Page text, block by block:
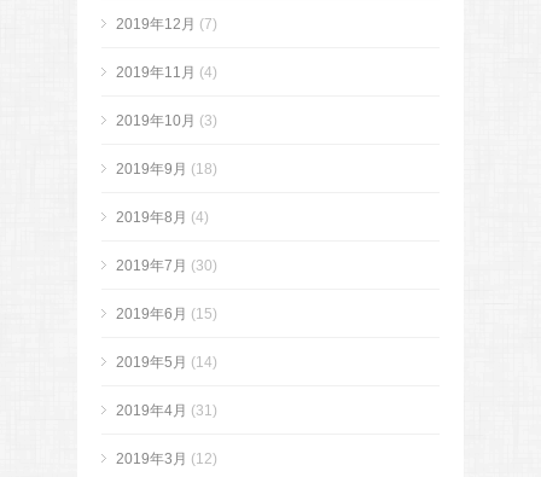
2019年12月 (7)
2019年11月 (4)
2019年10月 (3)
2019年9月 (18)
2019年8月 (4)
2019年7月 (30)
2019年6月 (15)
2019年5月 (14)
2019年4月 (31)
2019年3月 (12)